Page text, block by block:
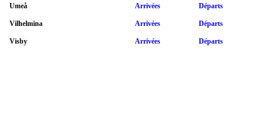
Umeå Arrivées Départs
Vilhelmina Arrivées Départs
Visby Arrivées Départs